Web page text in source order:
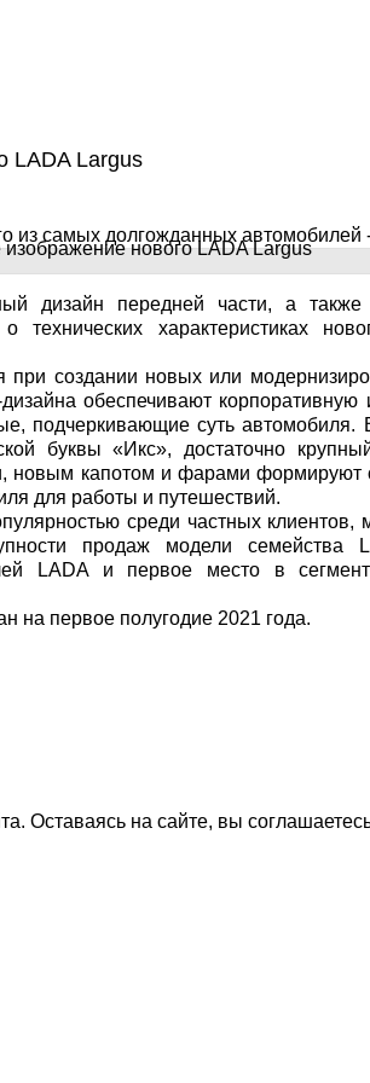
LADA Largus
из самых долгожданных автомобилей
дизайн передней части, а
характеристиках
при создании новых или
обеспечивают корпоративную
подчеркивающие суть автомобиля.
буквы «Икс», достаточно
новым капотом и фарами формируют
для работы и путешествий.
среди частных клиентов,
продаж модели семейства
LADA и первое место в
на первое полугодие 2021 года.
Оставаясь на сайте, вы